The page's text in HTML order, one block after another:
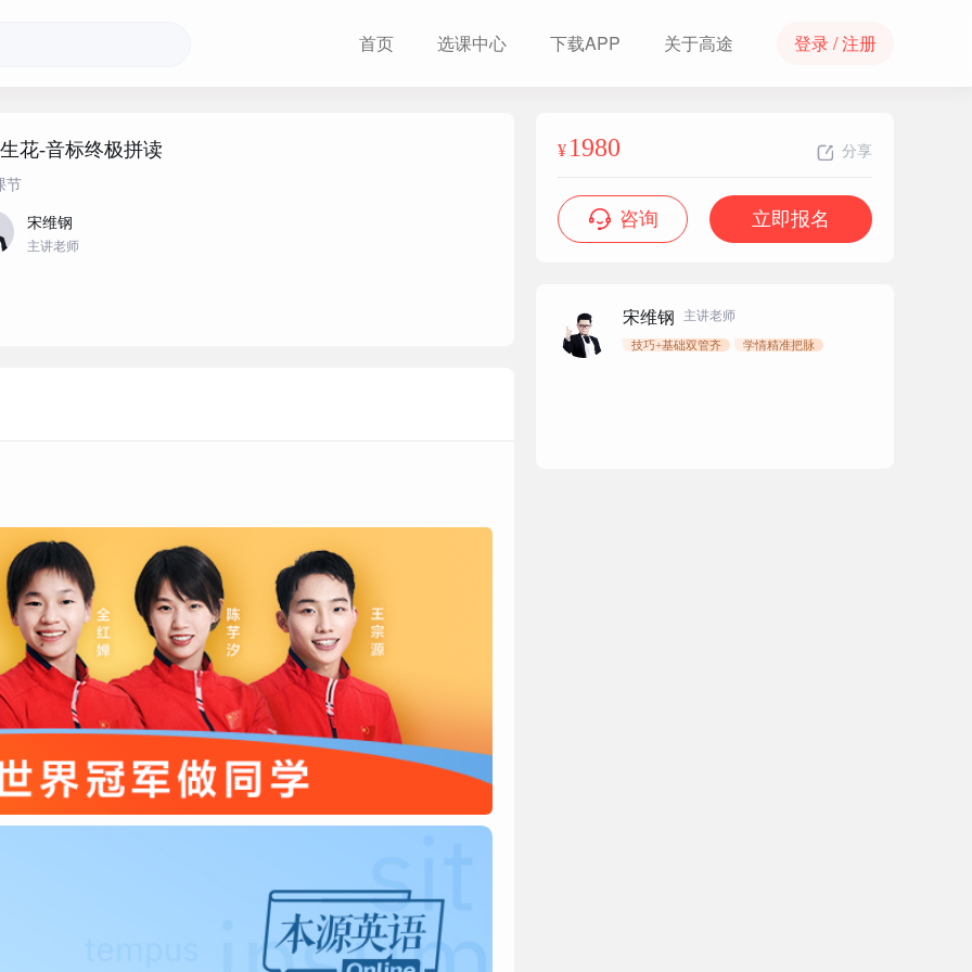
首页 选课中心 下载APP 关于高途 登录 / 注册
花-音标终极拼读
节
宋维钢
主讲老师
¥ 1980 分享
咨询 立即报名
宋维钢 主讲老师
技巧+基础双管齐 学情精准把脉